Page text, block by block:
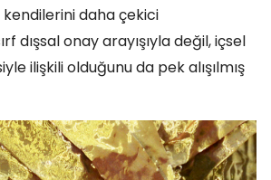
daha çekici
dışsal onay arayışıyla değil, içsel
ilişkili olduğunu da pek alışılmış